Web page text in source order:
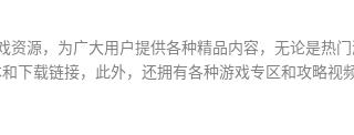
资源，为广大用户提供各种精品内容，无论是热
下载链接，此外，还拥有各种游戏专区和攻略视